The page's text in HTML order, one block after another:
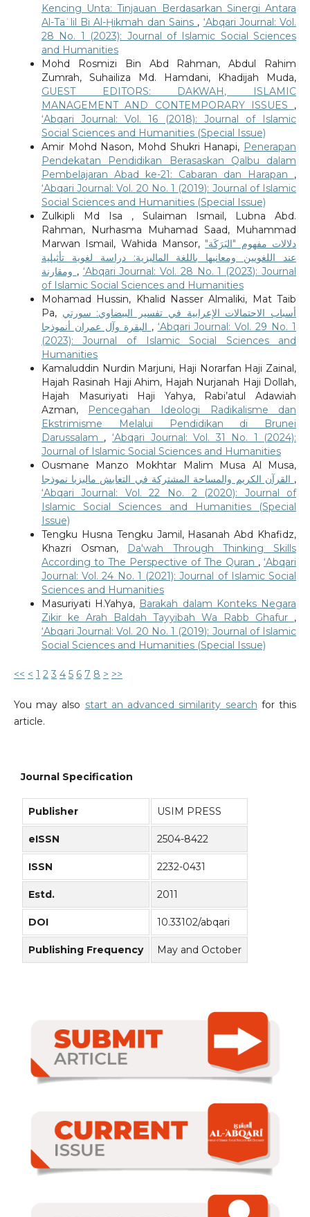
Kencing Unta: Tinjauan Berdasarkan Sinergi Antara
Al-Taʿlil Bi Al-Ḥikmah dan Sains , ‘Abqari Journal: Vol.
28 No. 1 (2023): Journal of Islamic Social Sciences
and Humanities
Mohd Rosmizi Bin Abd Rahman, Abdul Rahim
Zumrah, Suhailiza Md. Hamdani, Khadijah Muda,
GUEST EDITORS: DAKWAH, ISLAMIC
MANAGEMENT AND CONTEMPORARY ISSUES ,
‘Abqari Journal: Vol. 16 (2018): Journal of Islamic
Social Sciences and Humanities (Special Issue)
Amir Mohd Nason, Mohd Shukri Hanapi, Penerapan
Pendekatan Pendidikan Berasaskan Qalbu dalam
Pembelajaran Abad ke-21: Cabaran dan Harapan ,
‘Abqari Journal: Vol. 20 No. 1 (2019): Journal of Islamic
Social Sciences and Humanities (Special Issue)
Zulkipli Md Isa , Sulaiman Ismail, Lubna Abd.
Rahman, Nurhasma Muhamad Saad, Muhammad
Marwan Ismail, Wahida Mansor, دلالات مفهوم "البَرَكَة"
عند اللغويين ومعانيها باللغة الماليزية: دراسة لغوية تأثيلية
, ‘Abqari Journal: Vol. 28 No. 1 (2023): Journal
of Islamic Social Sciences and Humanities
Mohamad Hussin, Khalid Nasser Almaliki, Mat Taib
Pa, أسباب الاحتمالات الإعرابية في تفسير البيضاوي: سورتي
, ‘Abqari Journal: Vol. 29 No. 1
(2023): Journal of Islamic Social Sciences and
Humanities
Kamaluddin Nurdin Marjuni, Haji Norarfan Haji Zainal,
Hajah Rasinah Haji Ahim, Hajah Nurjanah Haji Dollah,
Hajah Masuriyati Haji Yahya, Rabi’atul Adawiah
Azman, Pencegahan Ideologi Radikalisme dan
Ekstrimisme Melalui Pendidikan di Brunei
Darussalam , ‘Abqari Journal: Vol. 31 No. 1 (2024):
Journal of Islamic Social Sciences and Humanities
Ousmane Manzo Mokhtar Malim Musa Al Musa,
,
‘Abqari Journal: Vol. 22 No. 2 (2020): Journal of
Islamic Social Sciences and Humanities (Special
Issue)
Tengku Husna Tengku Jamil, Hasanah Abd Khafidz,
Khazri Osman, Da'wah Through Thinking Skills
According to The Perspective of The Quran ,‘Abqari
Journal: Vol. 24 No. 1 (2021): Journal of Islamic Social
Sciences and Humanities
Masuriyati H.Yahya, Barakah dalam Konteks Negara
Zikir ke Arah Baldah Tayyibah Wa Rabb Ghafur ,
‘Abqari Journal: Vol. 20 No. 1 (2019): Journal of Islamic
Social Sciences and Humanities (Special Issue)
<< < 1 2 3 4 5 6 7 8 > >>
You may also start an advanced similarity search for this
article.
Journal Specification
Publisher USIM PRESS
eISSN 2504-8422
ISSN 2232-0431
Estd. 2011
DOI 10.33102/abqari
Publishing Frequency May and October